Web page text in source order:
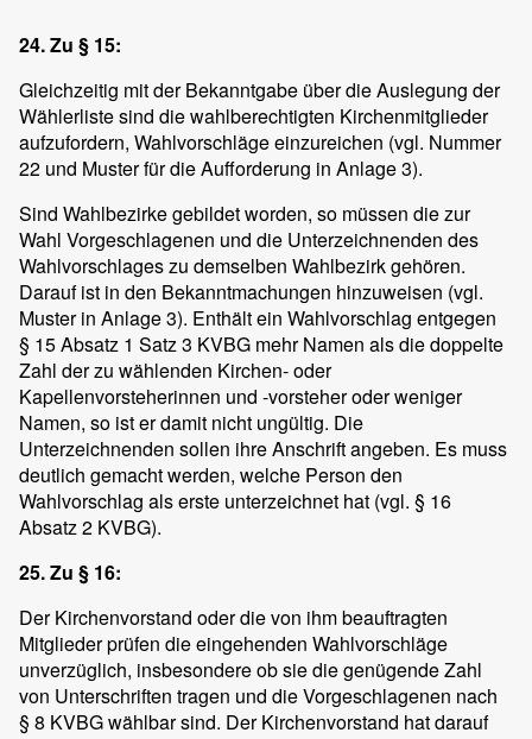
24. Zu § 15:
Gleichzeitig mit der Bekanntgabe über die Auslegung der
Wählerliste sind die wahlberechtigten Kirchenmitglieder
aufzufordern, Wahlvorschläge einzureichen (vgl. Nummer
22 und Muster für die Aufforderung in Anlage 3).
Sind Wahlbezirke gebildet worden, so müssen die zur
Wahl Vorgeschlagenen und die Unterzeichnenden des
Wahlvorschlages zu demselben Wahlbezirk gehören.
Darauf ist in den Bekanntmachungen hinzuweisen (vgl.
Muster in Anlage 3). Enthält ein Wahlvorschlag entgegen
§ 15 Absatz 1 Satz 3 KVBG mehr Namen als die doppelte
Zahl der zu wählenden Kirchen- oder
Kapellenvorsteherinnen und -vorsteher oder weniger
Namen, so ist er damit nicht ungültig. Die
Unterzeichnenden sollen ihre Anschrift angeben. Es muss
deutlich gemacht werden, welche Person den
Wahlvorschlag als erste unterzeichnet hat (vgl. § 16
Absatz 2 KVBG).
25. Zu § 16:
Der Kirchenvorstand oder die von ihm beauftragten
Mitglieder prüfen die eingehenden Wahlvorschläge
unverzüglich, insbesondere ob sie die genügende Zahl
von Unterschriften tragen und die Vorgeschlagenen nach
§ 8 KVBG wählbar sind. Der Kirchenvorstand hat darauf